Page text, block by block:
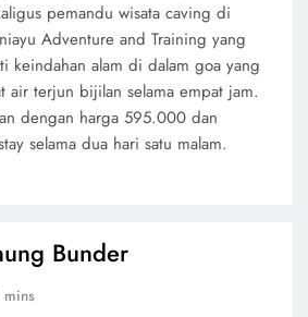
pemandu wisata caving di
Adventure and Training yang
keindahan alam di dalam goa yang
terjun bijilan selama empat jam.
dengan harga 595.000 dan
selama dua hari satu malam.
Bunder
mins